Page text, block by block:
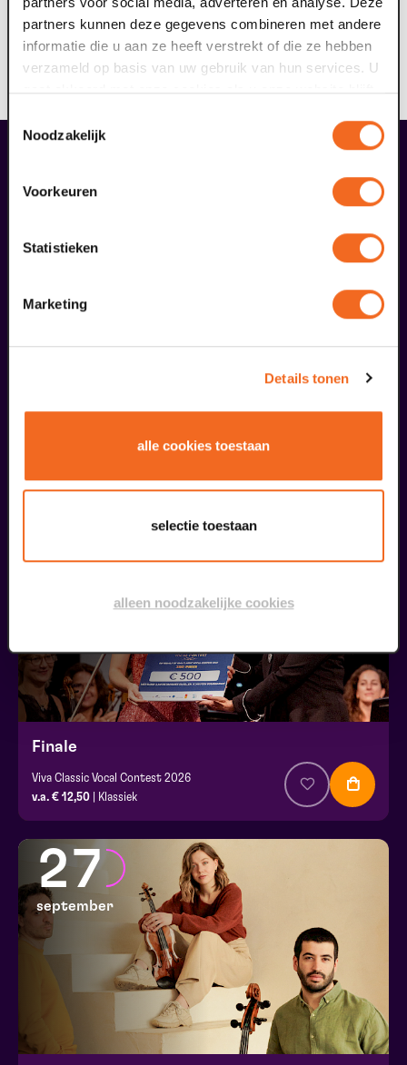
partners kunnen deze gegevens combineren met andere
informatie die u aan ze heeft verstrekt of die ze hebben
verzameld op basis van uw gebruik van hun services. U
gaat akkoord met onze cookies als u onze website blijft
Noodzakelijk
Voorkeuren
Statistieken
Marketing
Details tonen
alle cookies toestaan
selectie toestaan
alleen noodzakelijke cookies
Wees welkom bij Domani, podium voor morgen!
Voorwaarden
Bij deze voorstelling is geen enkele korting geldig.
29
augustus
Openbare Masterclass
Viva Classic Vocal Contest 2026
Finale
Viva Classic Vocal Contest 2026
v.a. € 12,50 | Klassiek
27
september